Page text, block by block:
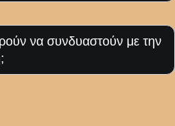
να συνδυαστούν με την